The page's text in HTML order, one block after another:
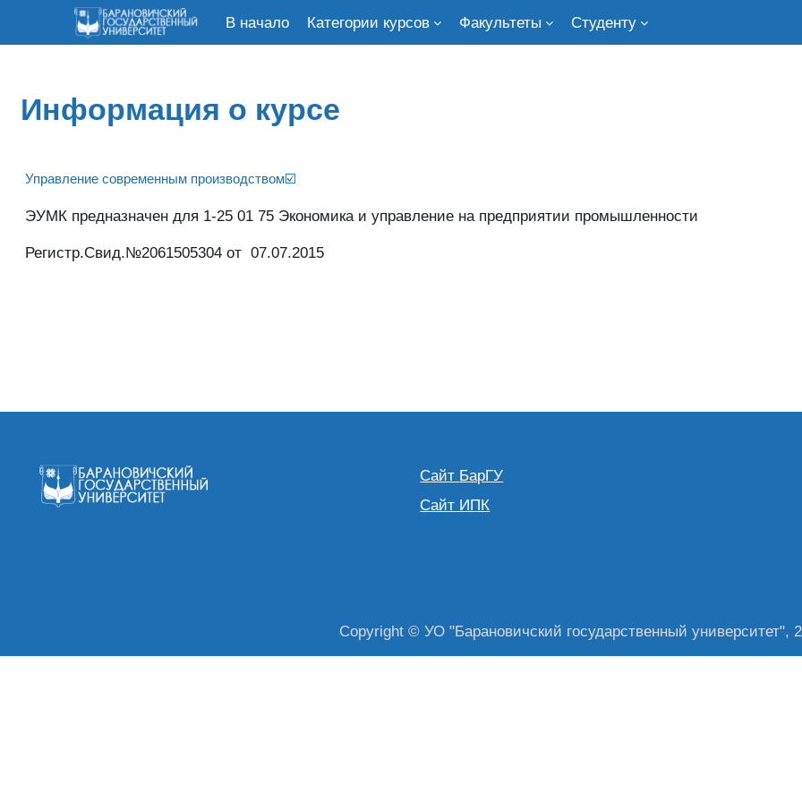
В начало Категории курсов Факультеты Студенту
Информация о курсе
Управление современным производством☑️
ЭУМК предназначен для 1-25 01 75 Экономика и управление на предприятии промышленности
Регистр.Свид.№2061505304 от 07.07.2015
Сайт БарГУ
Сайт ИПК
Copyright © УО "Барановичский государственный университет",